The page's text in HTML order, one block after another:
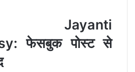
Jayanti
फेसबुक पोस्ट से